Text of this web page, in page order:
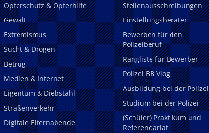
Opferschutz & Opferhilfe
Gewalt
Extremismus
Sucht & Drogen
Betrug
Medien & Internet
Eigentum & Diebstahl
Straßenverkehr
Digitale Elternabende
Stellenausschreibungen
Einstellungsberater
Bewerben für den
Polizeiberuf
Rangliste für Bewerber
Polizei BB Vlog
Ausbildung bei der Polizei
Studium bei der Polizei
(Schüler) Praktikum und
Referendariat